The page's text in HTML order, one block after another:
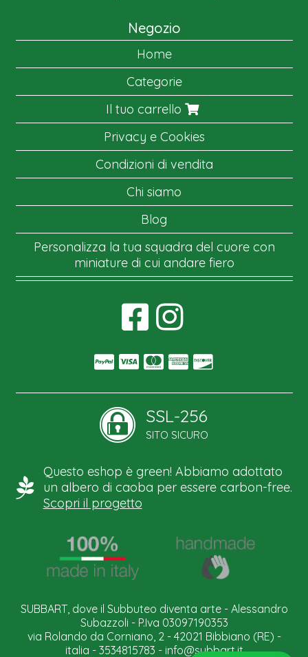
Negozio
Home
Categorie
Il tuo carrello
Privacy e Cookies
Condizioni di vendita
Chi siamo
Blog
Personalizza la tua squadra del cuore con
miniature di cui andare fiero
SSL-256
SITO SICURO
Questo eshop è green! Abbiamo adottato
un albero di caoba per essere carbon-free.
Scopri il progetto
SUBBART, dove il Subbuteo diventa arte - Alessandro
Subazzoli - P.Iva 03097190353
via Rolando da Corniano, 2 - 42021 Bibbiano (RE) -
italia - 3534815783 - info@subbart.it